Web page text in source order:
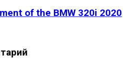
of the BMW 320i 2020